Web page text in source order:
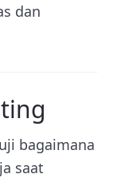
dan
bagaimana
saat